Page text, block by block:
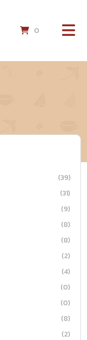
0
(39)
(31)
(9)
(8)
(8)
(2)
(4)
(0)
(0)
(8)
(2)